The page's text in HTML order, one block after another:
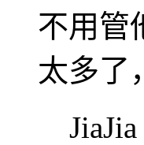
不用管
太多了